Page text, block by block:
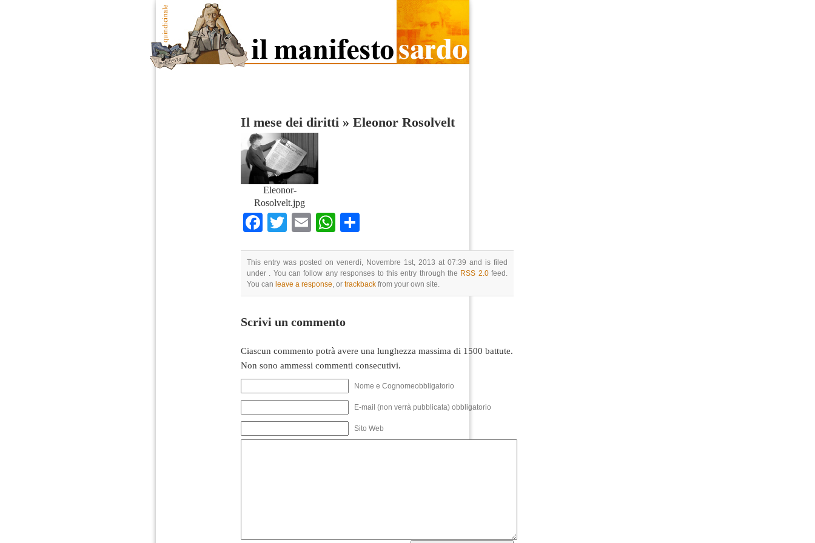
Il mese dei diritti » Eleonor Rosolvelt
Eleonor-
Rosolvelt.jpg
Facebook
TwitterEmailWhatsApp
This entry was posted on venerdì, Novembre 1st, 2013 at 07:39 and is filed
under . You can follow any responses to this entry through the RSS 2.0feed.
You can leave a response, or trackback from your own site.
Scrivi un commento
Ciascun commento potrà avere una lunghezza massima di 1500 battute.
Non sono ammessi commenti consecutivi.
Nome e Cognomeobbligatorio
E-mail (non verrà pubblicata) obbligatorio
Sito Web